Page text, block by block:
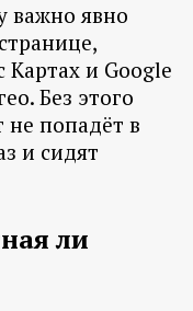
важно явно
Картах и Google
Без этого
не попадёт в
и сидят
ли